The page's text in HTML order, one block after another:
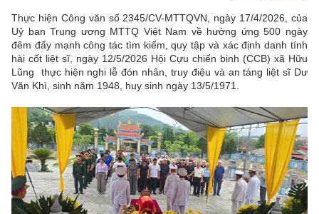
Thực hiện Công văn số 2345/CV-MTTQVN, ngày 17/4/2026, của
Uỷ ban Trung ương MTTQ Việt Nam về hưởng ứng 500 ngày
đêm đẩy mạnh công tác tìm kiếm, quy tập và xác định danh tính
hài cốt liệt sĩ, ngày 12/5/2026 Hội Cựu chiến binh (CCB) xã Hữu
Lũng thực hiện nghi lễ đón nhân, truy điệu và an táng liệt sĩ Dư
Văn Khì, sinh năm 1948, huy sinh ngày 13/5/1971.